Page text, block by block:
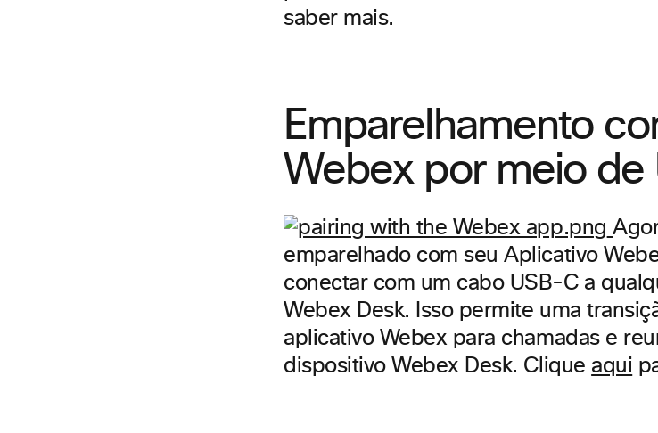
saber mais.
Emparelhamento
Webex por meio de
emparelhado com seu Aplicativo
conectar com um cabo USB-C a
Webex Desk. Isso permite uma
aplicativo Webex para chamadas e
dispositivo Webex Desk. Clique aqui